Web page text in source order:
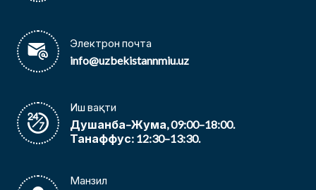
Электрон почта
info@uzbekistannmiu.uz
Иш вақти
Душанба–Жума, 09:00–18:00.
Танаффус: 12:30–13:30.
Манзил